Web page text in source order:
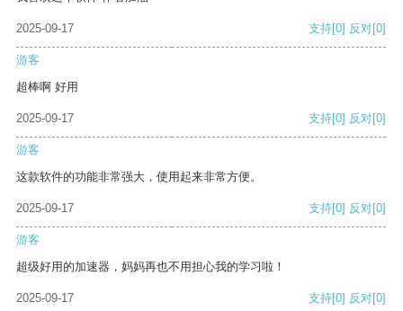
2025-09-17 支持[0] 反对[0]
游客
超棒啊 好用
2025-09-17 支持[0] 反对[0]
游客
这款软件的功能非常强大，使用起来非常方便。
2025-09-17 支持[0] 反对[0]
游客
超级好用的加速器，妈妈再也不用担心我的学习啦！
2025-09-17 支持[0] 反对[0]